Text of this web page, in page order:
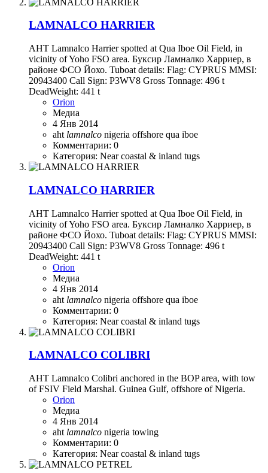
LAMNALCO HARRIER
AHT Lamnalco Harrier spotted at Qua Iboe Oil Field, in
vicinity of Yoho FSO area. Буксир Ламналко Харриер, в
районе ФСО Йохо. Tuboat details: Flag: CYPRUS MMSI:
20943400 Call Sign: P3WV8 Gross Tonnage: 496 t
DeadWeight: 441 t
Orion
Медиа
4 Янв 2014
aht lamnalco nigeria offshore qua iboe
Комментарии: 0
Категория: Near coastal & inland tugs
LAMNALCO HARRIER
AHT Lamnalco Harrier spotted at Qua Iboe Oil Field, in
vicinity of Yoho FSO area. Буксир Ламналко Харриер, в
районе ФСО Йохо. Tuboat details: Flag: CYPRUS MMSI:
20943400 Call Sign: P3WV8 Gross Tonnage: 496 t
DeadWeight: 441 t
Orion
Медиа
4 Янв 2014
aht lamnalco nigeria offshore qua iboe
Комментарии: 0
Категория: Near coastal & inland tugs
LAMNALCO COLIBRI
AHT Lamnalco Colibri anchored in the BOP area, with tow
of FSIV Field Marshal. Guinea Gulf, offshore of Nigeria.
Orion
Медиа
4 Янв 2014
aht lamnalco nigeria towing
Комментарии: 0
Категория: Near coastal & inland tugs